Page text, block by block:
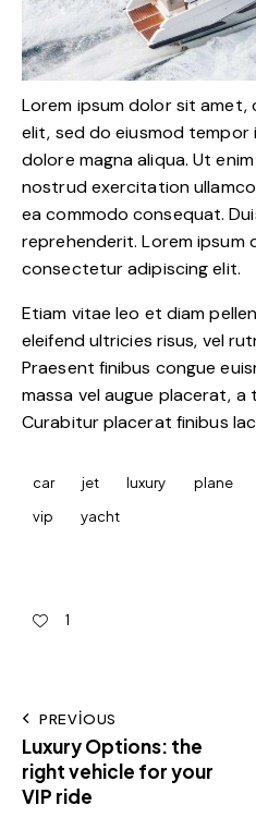
Lorem ipsum dolor sit
elit, sed do eiusmod
dolore magna aliqua. Ut
nostrud exercitation
ea commodo consequat.
reprehenderit. Lorem ipsum
consectetur adipiscing elit.
Etiam vitae leo et diam
eleifend ultricies risus, vel
Praesent finibus congue
massa vel augue placerat, a
Curabitur placerat finibus
car jet luxury plane
vip
yacht
1
PREVIOUS
Luxury Options: the
right vehicle for your
VIP ride